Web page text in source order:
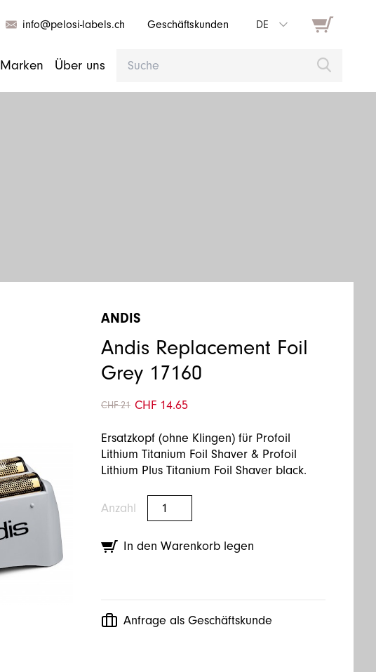
info@pelosi-labels.ch Geschäftskunden DE
Marken Über uns
ANDIS
Andis Replacement Foil
Grey 17160
CHF 21 CHF 14.65
Ersatzkopf (ohne Klingen) für Profoil
Lithium Titanium Foil Shaver & Profoil
Lithium Plus Titanium Foil Shaver black.
Anzahl
In den Warenkorb legen
Anfrage als Geschäftskunde